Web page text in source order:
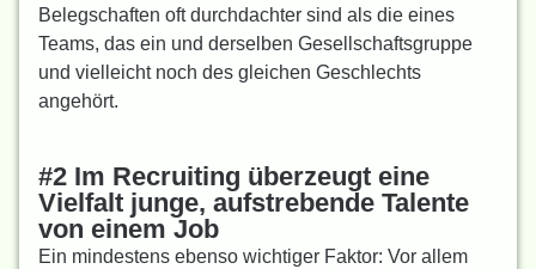
Belegschaften oft durchdachter sind als die eines
Teams, das ein und derselben Gesellschaftsgruppe
und vielleicht noch des gleichen Geschlechts
angehört.
#2 Im Recruiting überzeugt eine
Vielfalt junge, aufstrebende Talente
von einem Job
Ein mindestens ebenso wichtiger Faktor: Vor allem